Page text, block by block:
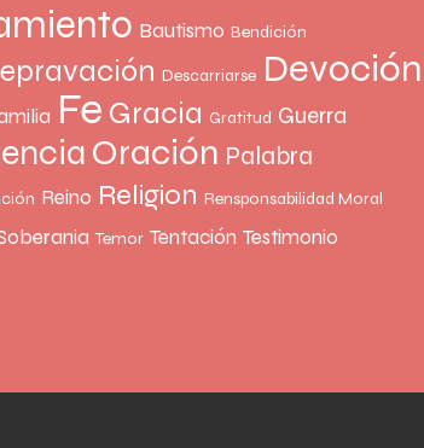
Bautismo Bendición
Descarriarse Devoción
Fe Gracia Gratitud Guerra
Oración Palabra
Reino Religion Rensponsabilidad Moral
Temor Tentación Testimonio